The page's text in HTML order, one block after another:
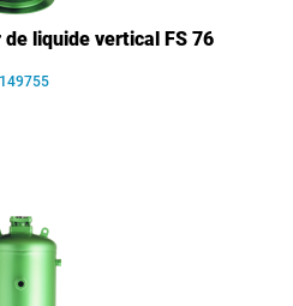
de liquide vertical FS 76
149755